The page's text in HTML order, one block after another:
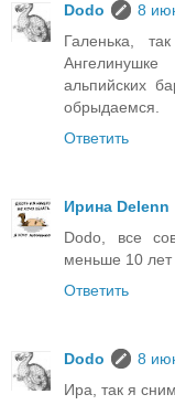
Dodo
8
Галенька,
альпийских
обрыдаемся.
Ответить
Ирина Delenn
Dodo, все
меньше 10 лет
Ответить
Dodo
8
Ира, так я